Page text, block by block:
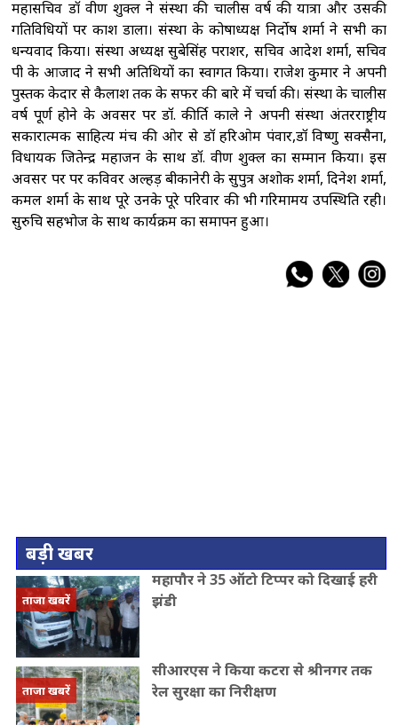
महासचिव डॉ प्रवीण शुक्ल ने संस्था की चालीस वर्ष की यात्रा और उसकी
गतिविधियों पर प्रकाश डाला। संस्था के कोषाध्यक्ष निर्दोष शर्मा ने सभी का
धन्यवाद किया। संस्था अध्यक्ष सुबेसिंह पराशर, सचिव आदेश शर्मा, सचिव
पी के आजाद ने सभी अतिथियों का स्वागत किया। राजेश कुमार ने अपनी
पुस्तक केदार से कैलाश तक के सफर की बारे में चर्चा की। संस्था के चालीस
वर्ष पूर्ण होने के अवसर पर डॉ. कीर्ति काले ने अपनी संस्था अंतरराष्ट्रीय
सकारात्मक साहित्य मंच की ओर से डॉ हरिओम पंवार,डॉ विष्णु सक्सैना,
विधायक जितेन्द्र महाजन के साथ डॉ. प्रवीण शुक्ल का सम्मान किया। इस
अवसर पर पर कविवर अल्हड़ बीकानेरी के सुपुत्र अशोक शर्मा, दिनेश शर्मा,
कमल शर्मा के साथ पूरे उनके पूरे परिवार की भी गरिमामय उपस्थिति रही।
सुरुचि सहभोज के साथ कार्यक्रम का समापन हुआ।
बड़ी खबर
ताजा खबरें
महापौर ने 35 ऑटो टिप्पर को दिखाई हरी
झंडी
ताजा खबरें
सीआरएस ने किया कटरा से श्रीनगर तक
रेल सुरक्षा का निरीक्षण